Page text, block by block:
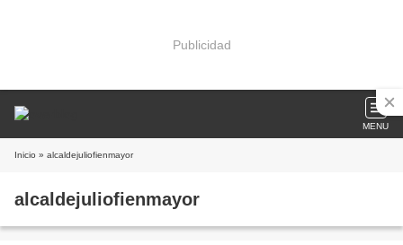
Publicidad
MENU
Inicio » alcaldejuliofienmayor
alcaldejuliofienmayor